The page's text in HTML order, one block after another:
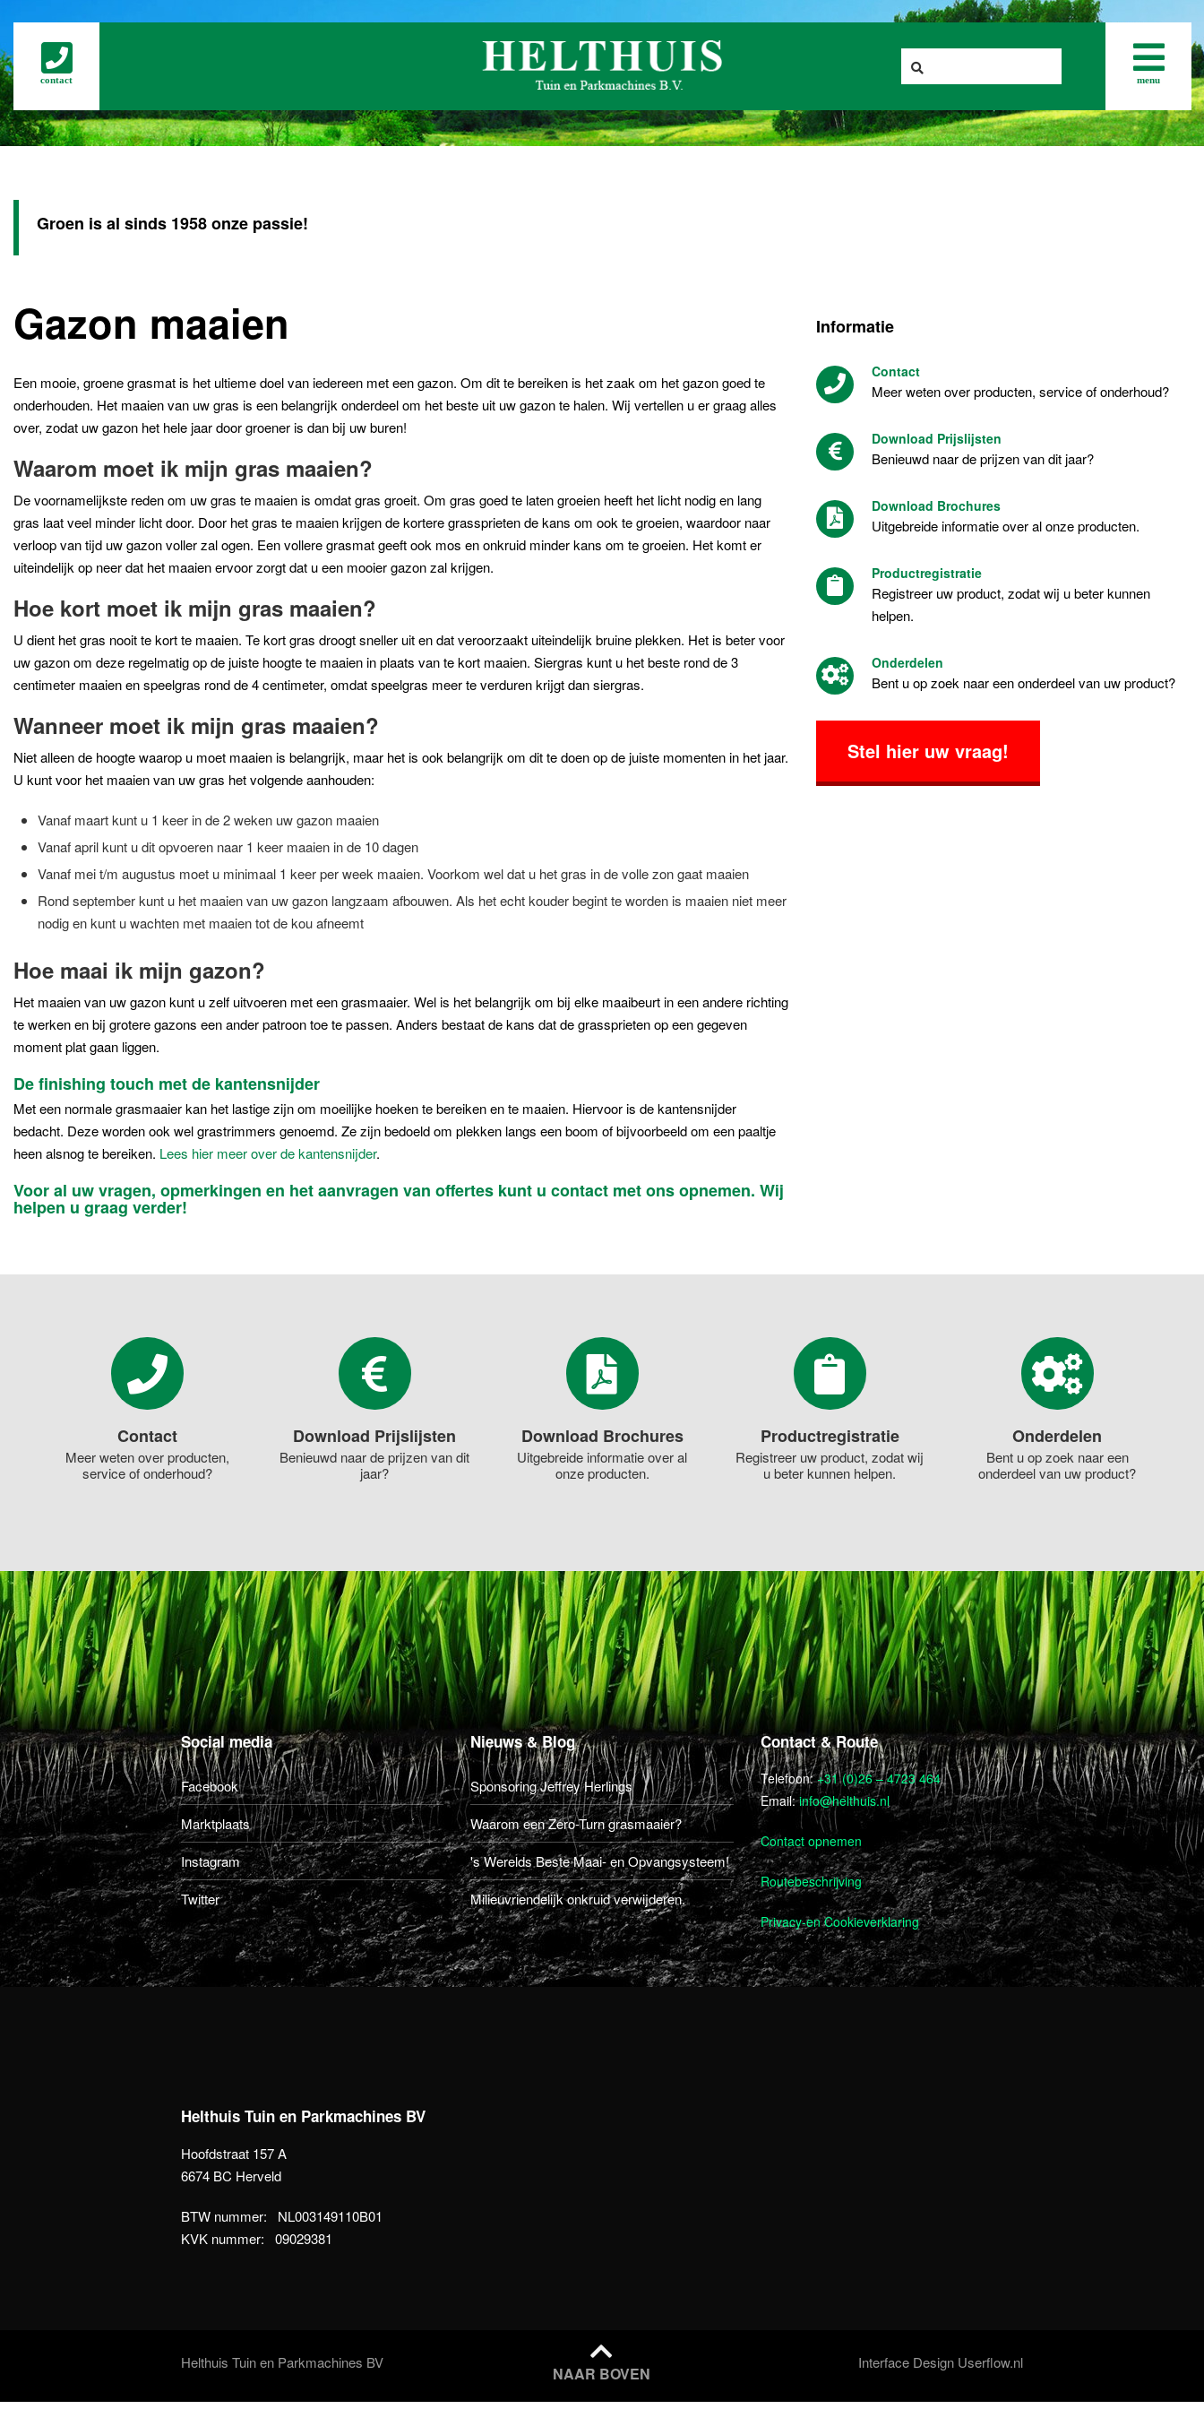
contact menu
Groen is al sinds 1958 onze passie!
Gazon maaien
Een mooie, groene grasmat is het ultieme doel van iedereen met een gazon. Om dit te bereiken is het zaak om het gazon goed te
onderhouden. Het maaien van uw gras is een belangrijk onderdeel om het beste uit uw gazon te halen. Wij vertellen u er graag alles
over, zodat uw gazon het hele jaar door groener is dan bij uw buren!
Waarom moet ik mijn gras maaien?
De voornamelijkste reden om uw gras te maaien is omdat gras groeit. Om gras goed te laten groeien heeft het licht nodig en lang
gras laat veel minder licht door. Door het gras te maaien krijgen de kortere grassprieten de kans om ook te groeien, waardoor naar
verloop van tijd uw gazon voller zal ogen. Een vollere grasmat geeft ook mos en onkruid minder kans om te groeien. Het komt er
uiteindelijk op neer dat het maaien ervoor zorgt dat u een mooier gazon zal krijgen.
Hoe kort moet ik mijn gras maaien?
U dient het gras nooit te kort te maaien. Te kort gras droogt sneller uit en dat veroorzaakt uiteindelijk bruine plekken. Het is beter voor
uw gazon om deze regelmatig op de juiste hoogte te maaien in plaats van te kort maaien. Siergras kunt u het beste rond de 3
centimeter maaien en speelgras rond de 4 centimeter, omdat speelgras meer te verduren krijgt dan siergras.
Wanneer moet ik mijn gras maaien?
Niet alleen de hoogte waarop u moet maaien is belangrijk, maar het is ook belangrijk om dit te doen op de juiste momenten in het jaar.
U kunt voor het maaien van uw gras het volgende aanhouden:
Vanaf maart kunt u 1 keer in de 2 weken uw gazon maaien
Vanaf april kunt u dit opvoeren naar 1 keer maaien in de 10 dagen
Vanaf mei t/m augustus moet u minimaal 1 keer per week maaien. Voorkom wel dat u het gras in de volle zon gaat maaien
Rond september kunt u het maaien van uw gazon langzaam afbouwen. Als het echt kouder begint te worden is maaien niet meer
nodig en kunt u wachten met maaien tot de kou afneemt
Hoe maai ik mijn gazon?
Het maaien van uw gazon kunt u zelf uitvoeren met een grasmaaier. Wel is het belangrijk om bij elke maaibeurt in een andere richting
te werken en bij grotere gazons een ander patroon toe te passen. Anders bestaat de kans dat de grassprieten op een gegeven
moment plat gaan liggen.
De finishing touch met de kantensnijder
Met een normale grasmaaier kan het lastige zijn om moeilijke hoeken te bereiken en te maaien. Hiervoor is de kantensnijder
bedacht. Deze worden ook wel grastrimmers genoemd. Ze zijn bedoeld om plekken langs een boom of bijvoorbeeld om een paaltje
heen alsnog te bereiken. Lees hier meer over de kantensnijder.
Voor al uw vragen, opmerkingen en het aanvragen van offertes kunt u contact met ons opnemen. Wij
helpen u graag verder!
Informatie
Contact
Meer weten over producten, service of onderhoud?
Download Prijslijsten
Benieuwd naar de prijzen van dit jaar?
Download Brochures
Uitgebreide informatie over al onze producten.
Productregistratie
Registreer uw product, zodat wij u beter kunnen
helpen.
Onderdelen
Bent u op zoek naar een onderdeel van uw product?
Stel hier uw vraag!
Contact
Meer weten over producten,
service of onderhoud?
Download Prijslijsten
Benieuwd naar de prijzen van dit
jaar?
Download Brochures
Uitgebreide informatie over al
onze producten.
Productregistratie
Registreer uw product, zodat wij
u beter kunnen helpen.
Onderdelen
Bent u op zoek naar een
onderdeel van uw product?
Social media
Facebook
Marktplaats
Instagram
Twitter
Nieuws & Blog
Sponsoring Jeffrey Herlings
Waarom een Zero-Turn grasmaaier?
's Werelds Beste Maai- en Opvangsysteem!
Milieuvriendelijk onkruid verwijderen.
Contact & Route
Telefoon:+31 (0)26 – 4723 464
Email:info@helthuis.nl
Contact opnemen
Routebeschrijving
Privacy-en Cookieverklaring
Helthuis Tuin en Parkmachines BV
Hoofdstraat 157 A
6674 BC Herveld
BTW nummer: NL003149110B01
KVK nummer: 09029381
Helthuis Tuin en Parkmachines BV
NAAR BOVEN
Interface Design Userflow.nl